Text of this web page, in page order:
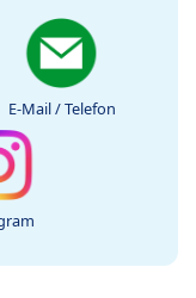
E-Mail / Telefon